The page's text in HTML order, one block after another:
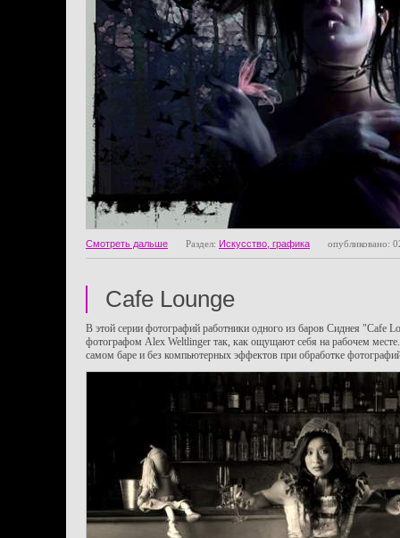
Смотреть дальше Раздел: Искусство, графика опубликовано:
Cafe Lounge
В этой серии фотографий работники одного из баров Сиднея "Cafe
фотографом Alex Weltlinger так, как ощущают себя на рабочем
самом баре и без компьютерных эффектов при обработке